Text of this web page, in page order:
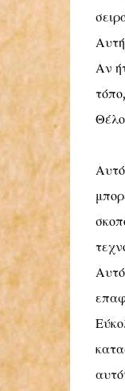
Αυτή
Αν
Αυτό